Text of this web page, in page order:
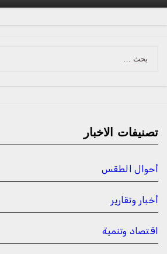
تصنيفات الاخبار
أحوال الطقس
أخبار وتقارير
اقتصاد وتنمية